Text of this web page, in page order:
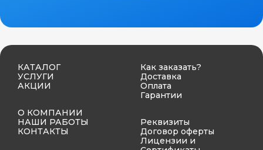
КАТАЛОГ
УСЛУГИ
АКЦИИ
О КОМПАНИИ
НАШИ РАБОТЫ
КОНТАКТЫ
Как заказать?
Доставка
Оплата
Гарантии
Реквизиты
Договор оферты
Лицензии и